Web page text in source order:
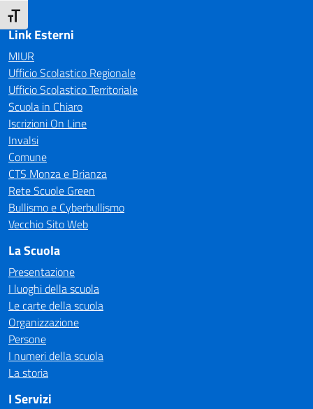
Attiva/disattiva dimensione testo
Link Esterni
MIUR
Ufficio Scolastico Regionale
Ufficio Scolastico Territoriale
Scuola in Chiaro
Iscrizioni On Line
Invalsi
Comune
CTS Monza e Brianza
Rete Scuole Green
Bullismo e Cyberbullismo
Vecchio Sito Web
La Scuola
Presentazione
I luoghi della scuola
Le carte della scuola
Organizzazione
Persone
I numeri della scuola
La storia
I Servizi